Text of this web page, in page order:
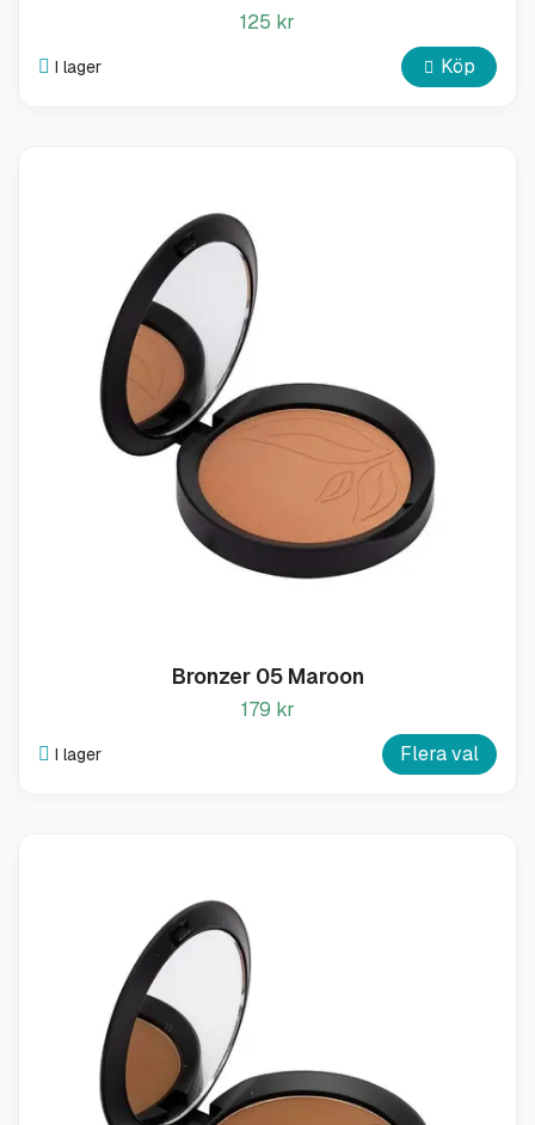
125 kr
I lager Köp
Bronzer 05 Maroon
179 kr
I lager Flera val